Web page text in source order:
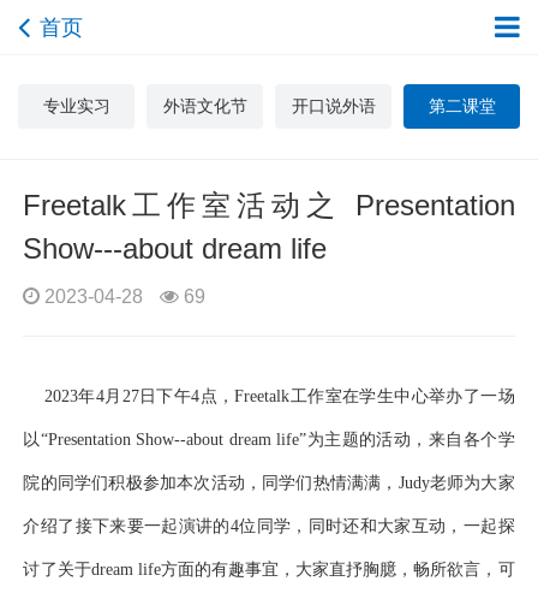
首页
专业实习 外语文化节 开口说外语 第二课堂
Freetalk工作室活动之 Presentation
Show---about dream life
2023-04-28 69
2023年4月27日下午4点，Freetalk工作室在学生中心举办了一场
以“Presentation Show--about dream life”为主题的活动，来自各个学
院的同学们积极参加本次活动，同学们热情满满，Judy老师为大家
介绍了接下来要一起演讲的4位同学，同时还和大家互动，一起探
讨了关于dream life方面的有趣事宜，大家直抒胸臆，畅所欲言，可